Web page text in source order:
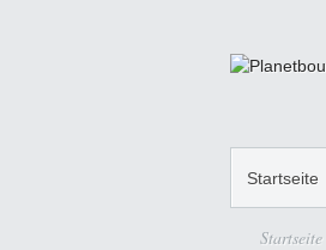
Startseite
Startseite